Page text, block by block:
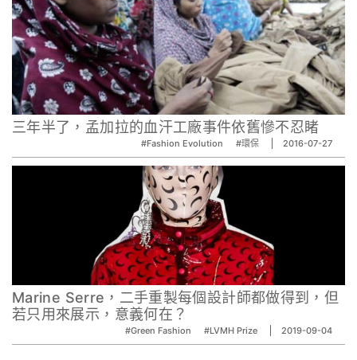
三年半了，孟加拉的血汗工廠事件依舊慘不忍睹
#Fashion Evolution #環保 2016-07-27
Marine Serre，二手重製每個設計師都做得到，但
若只用來展示，意義何在？
#Green Fashion #LVMH Prize 2019-09-04